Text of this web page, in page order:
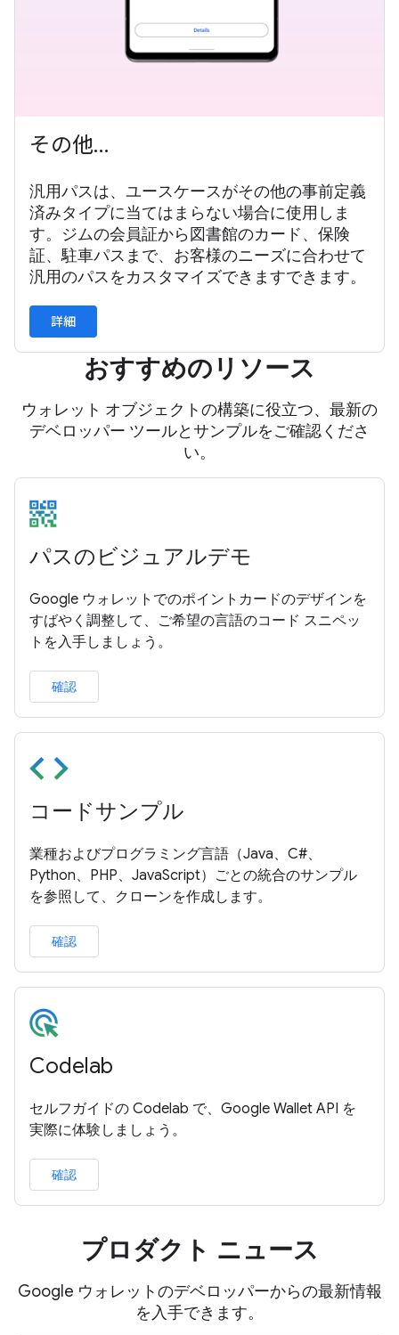
その他…
汎用パスは、ユースケースがその他の事前定義
済みタイプに当てはまらない場合に使用しま
す。ジムの会員証から図書館のカード、保険
証、駐車パスまで、お客様のニーズに合わせて
汎用のパスをカスタマイズできますできます。
詳細
おすすめのリソース
ウォレット オブジェクトの構築に役立つ、最新の
デベロッパー ツールとサンプルをご確認くださ
い。
パスのビジュアルデモ
Google ウォレットでのポイントカードのデザインを
すばやく調整して、ご希望の言語のコード スニペッ
トを入手しましょう。
確認
コードサンプル
業種およびプログラミング言語（Java、C#、
Python、PHP、JavaScript）ごとの統合のサンプル
を参照して、クローンを作成します。
確認
Codelab
セルフガイドの Codelab で、Google Wallet API を
実際に体験しましょう。
確認
プロダクト ニュース
Google ウォレットのデベロッパーからの最新情報
を入手できます。